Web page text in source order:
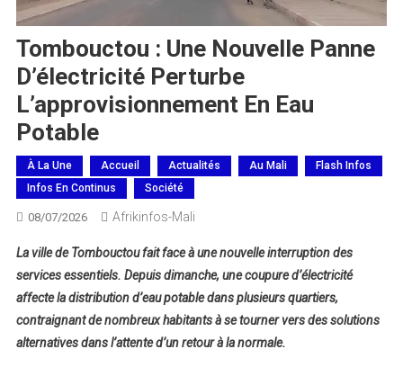
Tombouctou : Une Nouvelle Panne
D’électricité Perturbe
L’approvisionnement En Eau
Potable
À La Une Accueil Actualités Au Mali
Flash Infos
Infos En Continus
Société
08/07/2026 Afrikinfos-Mali
La ville de Tombouctou fait face à une nouvelle interruption des
services essentiels. Depuis dimanche, une coupure d’électricité
affecte la distribution d’eau potable dans plusieurs quartiers,
contraignant de nombreux habitants à se tourner vers des solutions
alternatives dans l’attente d’un retour à la normale.